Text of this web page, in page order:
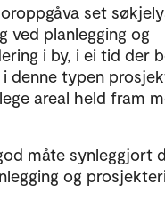
set
ved planlegging og
i by, i ei tid der
denne typen
areal held fram
måte synleggjort
og